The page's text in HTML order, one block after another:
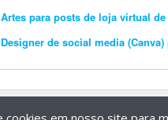
Artes para posts de loja virtual
Designer de social media (Canva)